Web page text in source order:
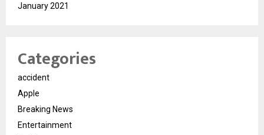
January 2021
Categories
accident
Apple
Breaking News
Entertainment